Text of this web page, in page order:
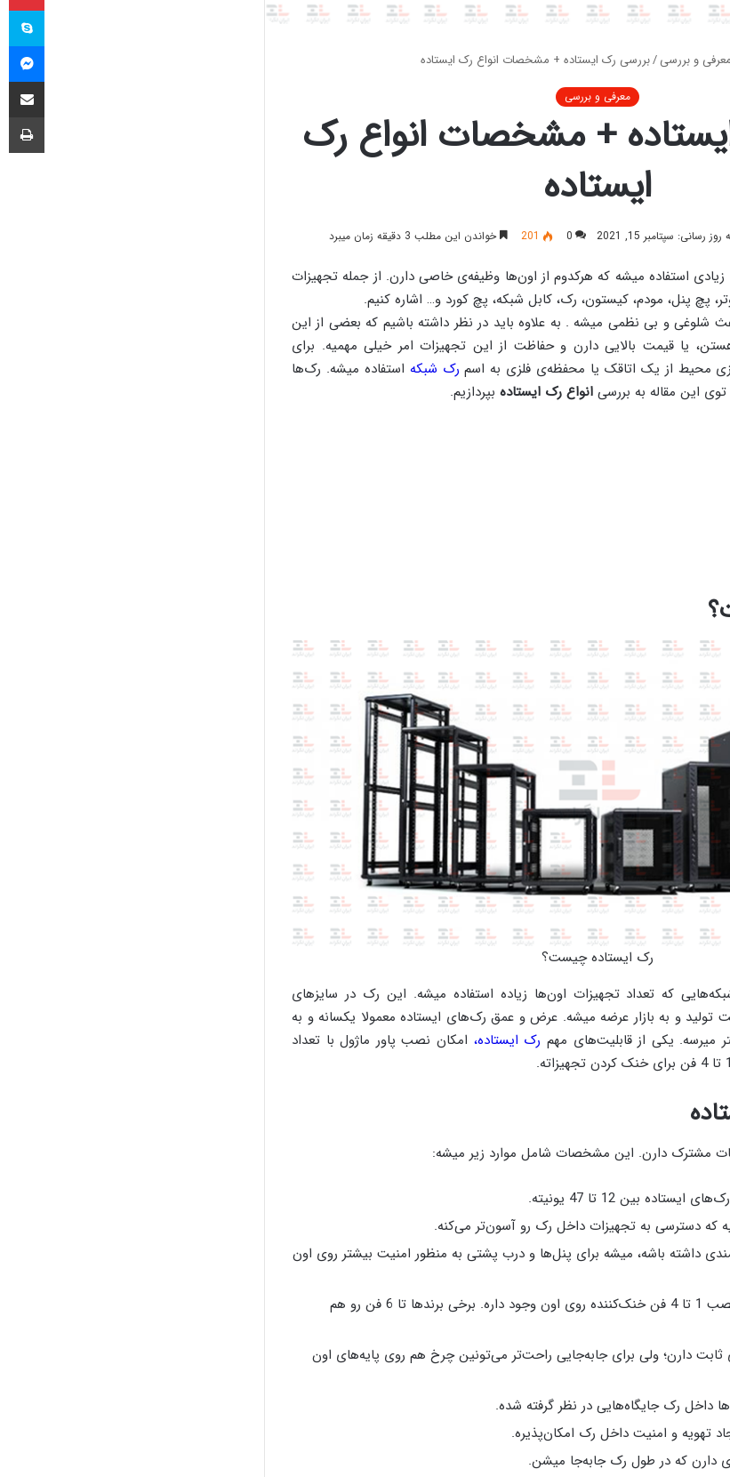
معرفی و بررسی /بررسی رک ایستاده + مشخصات انواع رک ایستاده
معرفی و بررسی
+ مشخصات انواع رک
ایستاده
رسانی: سپتامبر 15, 2021 0
201 خواندن این مطلب 3 دقیقه زمان میبرد
استفاده میشه که هرکدوم از اون‌ها وظیفه‌ی خاصی دارن. از جمله تجهیزات
پچ پنل، مودم، کیستون، رک، کابل شبکه، پچ کورد و… اشاره کنیم.
شلوغی و بی نظمی میشه . به علاوه باید در نظر داشته باشیم که بعضی از این
یا قیمت بالایی دارن و حفاظت از این تجهیزات امر خیلی مهمیه. برای
محیط از یک اتاقک یا محفظه‌ی فلزی به اسم رک شبکه استفاده میشه. رک‌ها
این مقاله به بررسی انواع رک ایستاده بپردازیم.
رک ایستاده چیست؟
که تعداد تجهیزات اون‌ها زیاده استفاده میشه. این رک در سایزهای
از 12 یونیت تا 47 یونیت تولید و به بازار عرضه میشه. عرض و عمق رک‌های ایستاده معمولا یکسانه و به
رک ایستاده، امکان نصب پاور ماژول با تعداد
مشترک دارن. این مشخصات شامل موارد زیر میشه:
بین 12 تا 47 یونیته.
که دسترسی به تجهیزات داخل رک رو آسون‌تر می‌کنه.
داشته باشه، میشه برای پنل‌ها و درب پشتی به منظور امنیت بیشتر روی اون
برای تهویه‌ی بهتر، امکان نصب 1 تا 4 فن خنک‌کننده روی اون وجود داره. برخی برندها تا 6 فن رو هم
ثابت دارن؛ ولی برای جابه‌جایی راحت‌تر می‌تونین چرخ هم روی پایه‌های اون
داخل رک جایگاه‌هایی در نظر گرفته شده.
تهویه و امنیت داخل رک امکان‌پذیره.
اشتراک